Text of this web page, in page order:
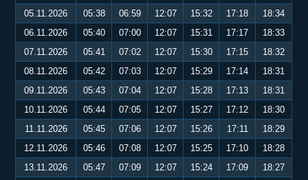
05.11.2026 05:38 06:59 12:07 15:32 17:18
18:34
06.11.2026
05:40 07:00 12:07 15:31 17:17
18:33
07.11.2026
05:41 07:02 12:07 15:30 17:15
18:32
08.11.2026
05:42 07:03 12:07 15:29 17:14
18:31
09.11.2026
05:43 07:04 12:07 15:28 17:13
18:31
10.11.2026
05:44 07:05 12:07 15:27 17:12
18:30
11.11.2026
05:45 07:06 12:07 15:26 17:11
18:29
12.11.2026
05:46 07:08 12:07 15:25 17:10
18:28
13.11.2026
05:47 07:09 12:07 15:24 17:09
18:27